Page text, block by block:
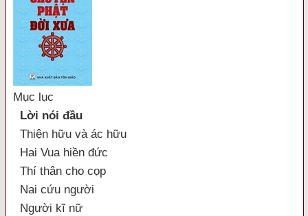
Mục lục
Lời nói đầu
Thiện hữu và ác hữu
Hai Vua hiền đức
Thí thân cho cọp
Nai cứu người
Người kĩ nữ